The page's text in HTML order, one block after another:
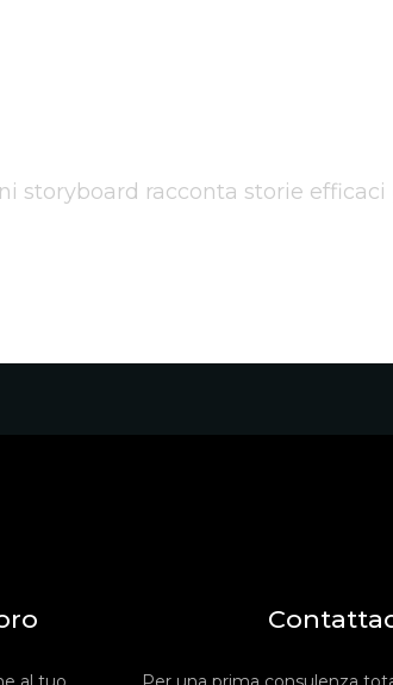
storyboard racconta storie efficaci